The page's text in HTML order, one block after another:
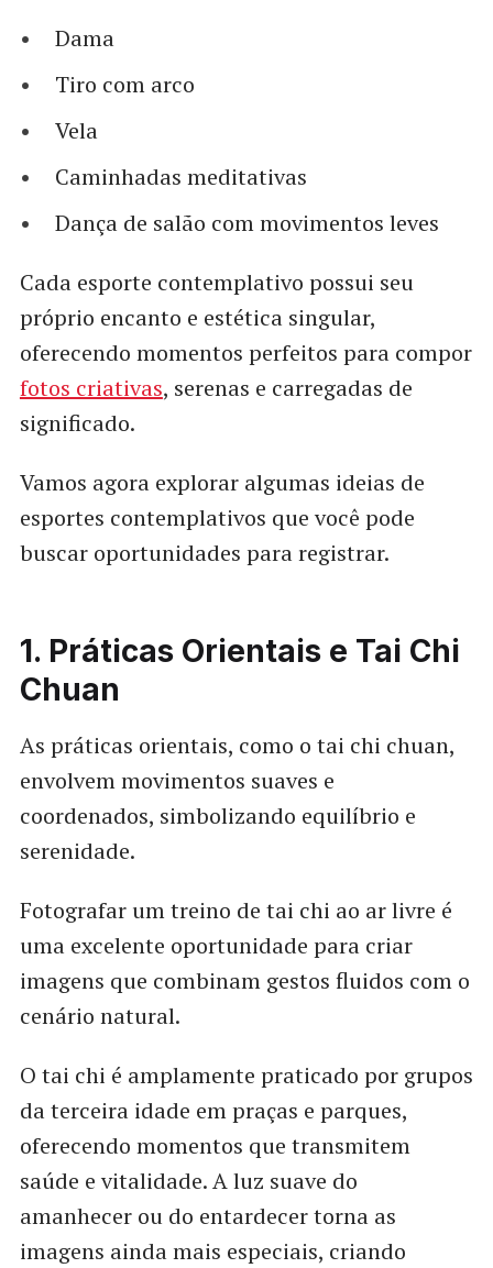
Dama
Tiro com arco
Vela
Caminhadas meditativas
Dança de salão com movimentos leves
Cada esporte contemplativo possui seu
próprio encanto e estética singular,
oferecendo momentos perfeitos para compor
fotos criativas, serenas e carregadas de
significado.
Vamos agora explorar algumas ideias de
esportes contemplativos que você pode
buscar oportunidades para registrar.
1. Práticas Orientais e Tai Chi
Chuan
As práticas orientais, como o tai chi chuan,
envolvem movimentos suaves e
coordenados, simbolizando equilíbrio e
serenidade.
Fotografar um treino de tai chi ao ar livre é
uma excelente oportunidade para criar
imagens que combinam gestos fluidos com o
cenário natural.
O tai chi é amplamente praticado por grupos
da terceira idade em praças e parques,
oferecendo momentos que transmitem
saúde e vitalidade. A luz suave do
amanhecer ou do entardecer torna as
imagens ainda mais especiais, criando